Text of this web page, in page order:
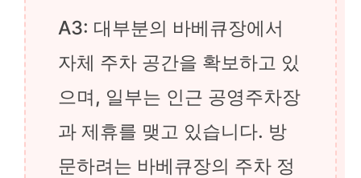
A3: 대부분의 바베큐장에서
자체 주차 공간을 확보하고 있
으며, 일부는 인근 공영주차장
과 제휴를 맺고 있습니다. 방
문하려는 바베큐장의 주차 정